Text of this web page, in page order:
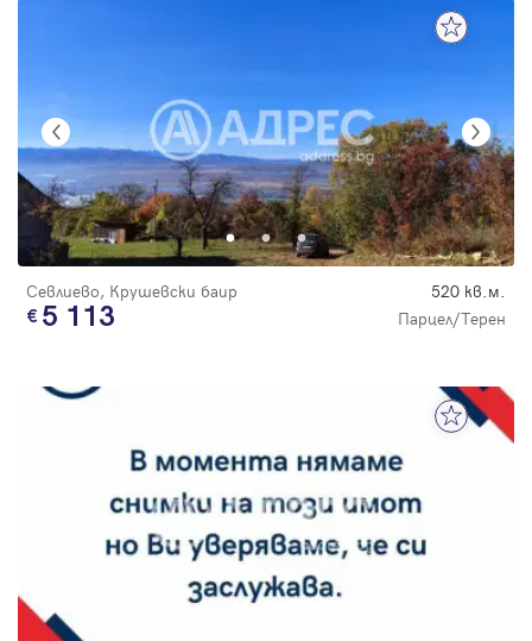
Севлиево, Крушевски баир 520 кв.м.
5 113 Парцел/Терен